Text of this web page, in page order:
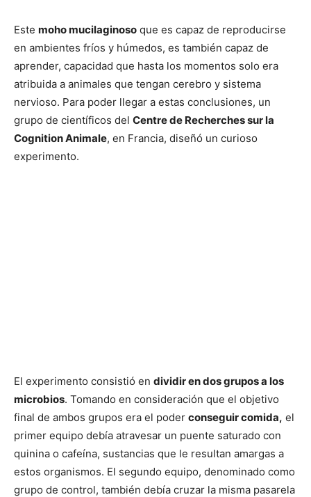
Este moho mucilaginoso que es capaz de reproducirse
en ambientes fríos y húmedos, es también capaz de
aprender, capacidad que hasta los momentos solo era
atribuida a animales que tengan cerebro y sistema
nervioso. Para poder llegar a estas conclusiones, un
grupo de científicos del Centre de Recherches sur la
Cognition Animale, en Francia, diseñó un curioso
experimento.
El experimento consistió en dividir en dos grupos a los
microbios. Tomando en consideración que el objetivo
final de ambos grupos era el poder conseguir comida, el
primer equipo debía atravesar un puente saturado con
quinina o cafeína, sustancias que le resultan amargas a
estos organismos. El segundo equipo, denominado como
grupo de control, también debía cruzar la misma pasarela